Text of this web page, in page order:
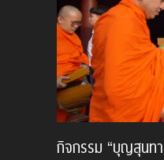
กิจกรรม “บุญสุนท